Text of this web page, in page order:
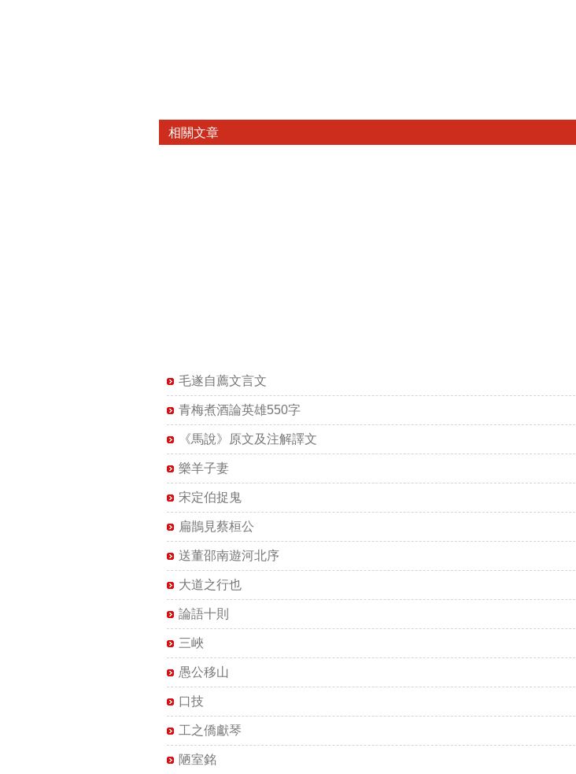
相關文章
毛遂自薦文言文
青梅煮酒論英雄550字
《馬說》原文及注解譯文
樂羊子妻
宋定伯捉鬼
扁鵲見蔡桓公
送董邵南遊河北序
大道之行也
論語十則
三峽
愚公移山
口技
工之僑獻琴
陋室銘